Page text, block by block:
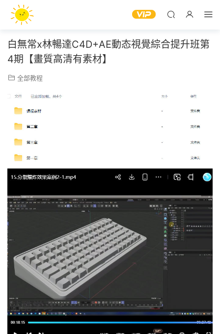
白無常x林暢達C4D+AE動态視覺綜合提升班第
4期【畫質高清有素材】
全部教程